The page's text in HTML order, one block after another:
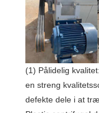
(1) Pålidelig
en streng
defekte dele i at